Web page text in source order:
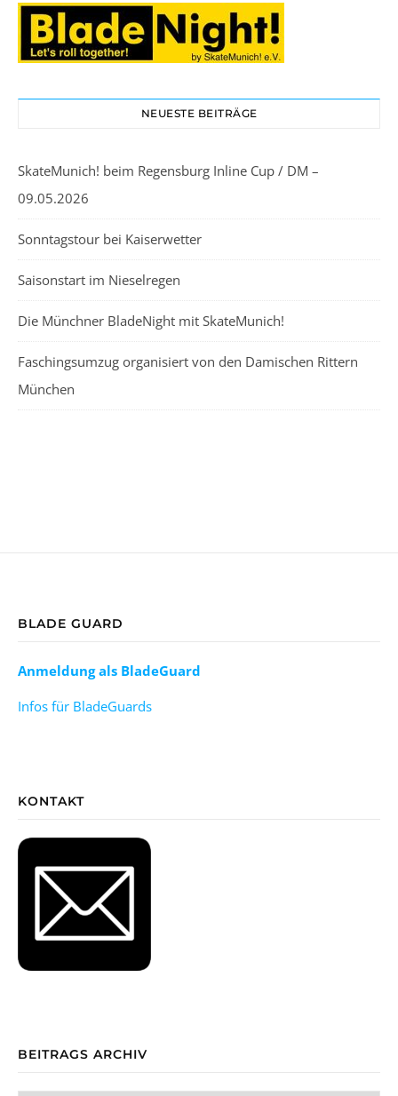
NEUESTE BEITRÄGE
SkateMunich! beim Regensburg Inline Cup / DM –
09.05.2026
Sonntagstour bei Kaiserwetter
Saisonstart im Nieselregen
Die Münchner BladeNight mit SkateMunich!
Faschingsumzug organisiert von den Damischen Rittern
München
BLADE GUARD
Anmeldung als BladeGuard
Infos für BladeGuards
KONTAKT
BEITRAGS ARCHIV